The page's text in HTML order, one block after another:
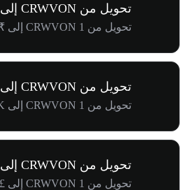
تحويل من CRWVON إلى INR
تحويل من 1 CRWVON إلى ₹8.22K
تحويل من CRWVON إلى JPY
تحويل من 1 CRWVON إلى 円13.64K
تحويل من CRWVON إلى GBP
تحويل من 1 CRWVON إلى £64.03